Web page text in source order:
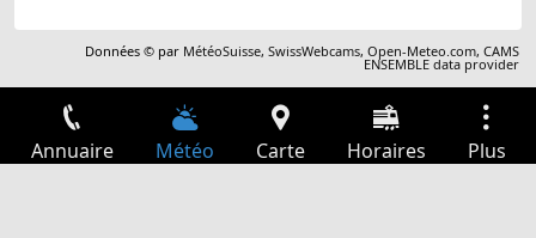
Données © par MétéoSuisse,SwissWebcams,Open-Meteo.com,CAMS
ENSEMBLE data provider
Annuaire Météo Carte Horaires Plus